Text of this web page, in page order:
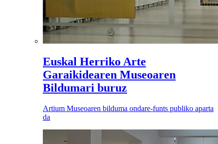
Euskal Herriko Arte
Garaikidearen Museoaren
Bildumari buruz
Artium Museoaren bilduma ondare-funts publiko aparta
da